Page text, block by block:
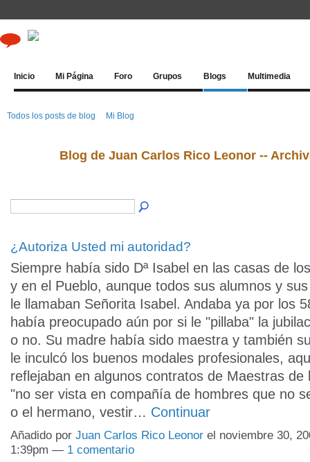
Inicio Mi Página Foro Grupos Blogs Multimedia
Todos los posts de blog Mi Blog
Blog de Juan Carlos Rico Leonor --
¿Autoriza Usted mi autoridad?
Siempre había sido Dª Isabel en las casas de
y en el Pueblo, aunque todos sus alumnos y
le llamaban Señorita Isabel. Andaba ya por los
había preocupado aún por si le "pillaba" la
o no. Su madre había sido maestra y también
le inculcó los buenos modales profesionales,
reflejaban en algunos contratos de Maestras de
"no ser vista en compañía de hombres que no
o el hermano, vestir… Continuar
Añadido por Juan Carlos Rico Leonor el noviembre 30,
1:39pm — 1 comentario